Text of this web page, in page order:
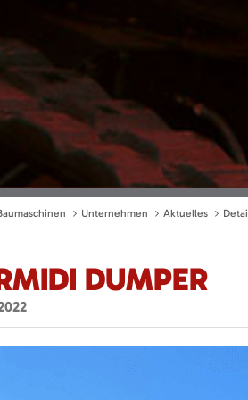
Unternehmen Aktuelles
DUMPER